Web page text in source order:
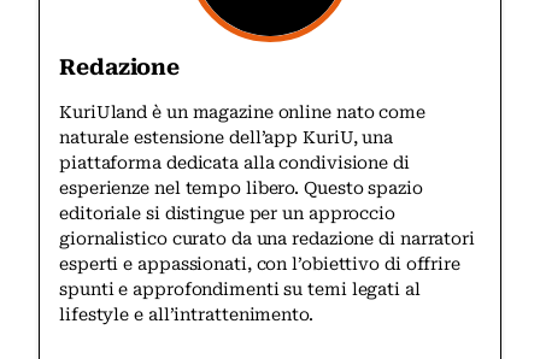
Redazione
KuriUland è un magazine online nato come
naturale estensione dell’app KuriU, una
piattaforma dedicata alla condivisione di
esperienze nel tempo libero. Questo spazio
editoriale si distingue per un approccio
giornalistico curato da una redazione di narratori
esperti e appassionati, con l’obiettivo di offrire
spunti e approfondimenti su temi legati al
lifestyle e all’intrattenimento.